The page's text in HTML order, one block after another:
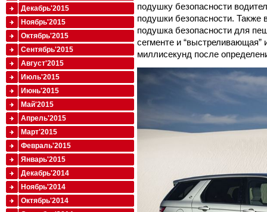
подушку безопасности
подушки безопасности. Также
подушка безопасности для
сегменте и “выстреливающая”
миллисекунд после
Декабрь'2015
Ноябрь'2015
Октябрь'2015
Сентябрь'2015
Август'2015
Июль'2015
Июнь'2015
Май'2015
Апрель'2015
Март'2015
Февраль'2015
Январь'2015
Декабрь'2014
Ноябрь'2014
Октябрь'2014